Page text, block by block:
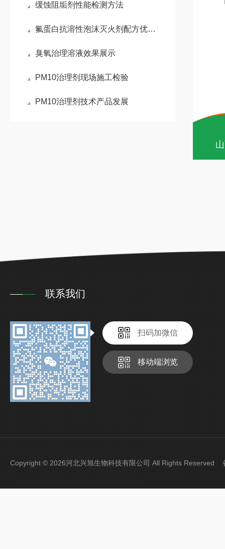
缓蚀阻垢剂性能检测方法
氟蛋白抗溶性泡沫灭火剂配方优化及灭火性能表征
臭氧治理溶液效果展示
PM10治理剂现场施工检验
PM10治理剂技术产品发展
联系我们
扫码加微信
移动端浏览
Copyright © 2026河北兴旭生物科技有限公司 All Rights Reserved